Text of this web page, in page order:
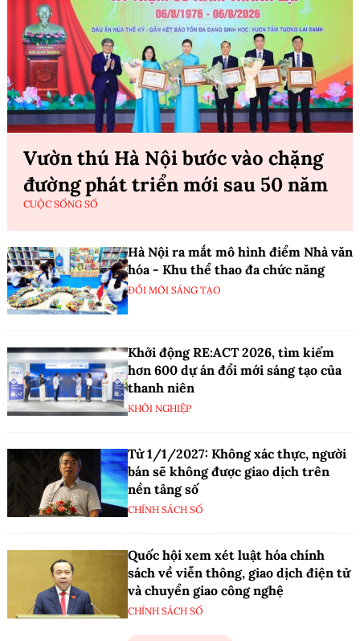
Vườn thú Hà Nội bước vào chặng
đường phát triển mới sau 50 năm
CUỘC SỐNG SỐ
Hà Nội ra mắt mô hình điểm Nhà văn
hóa - Khu thể thao đa chức năng
ĐỔI MỚI SÁNG TẠO
Khởi động RE:ACT 2026, tìm kiếm
hơn 600 dự án đổi mới sáng tạo của
thanh niên
KHỞI NGHIỆP
Từ 1/1/2027: Không xác thực, người
bán sẽ không được giao dịch trên
nền tảng số
CHÍNH SÁCH SỐ
Quốc hội xem xét luật hóa chính
sách về viễn thông, giao dịch điện tử
và chuyển giao công nghệ
CHÍNH SÁCH SỐ